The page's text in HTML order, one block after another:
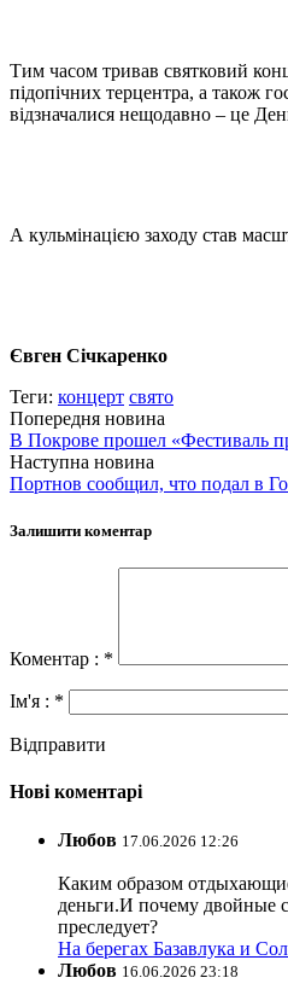
Тим часом тривав святковий
підопічних терцентра, а також
відзначалися нещодавно – це
А кульмінацією заходу став
Євген Січкаренко
Теги: концерт свято
Попередня новина
В Покрове прошел
Наступна новина
Портнов сообщил, что подал в
Залишити коментар
Коментар : *
Ім'я : *
Відправити
Нові коментарі
Любов 17.06.2026 12:26
Каким образом
деньги.И почему двойные
преследует?
На берегах Базавлука и
Любов 16.06.2026 23:18